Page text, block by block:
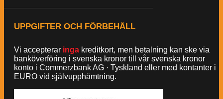
UPPGIFTER OCH FÖRBEHÅLL
Vi accepterar inga kreditkort, men betalning kan ske via
banköverföring i svenska kronor till vår svenska kronor
konto i Commerzbank AG · Tyskland eller med kontanter i
EURO vid självupphämtning.